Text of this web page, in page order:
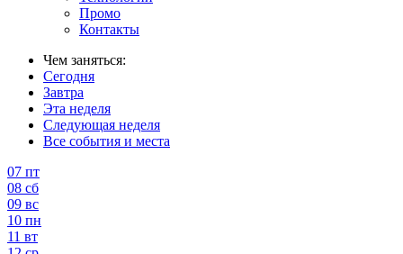
Промо
Контакты
Чем заняться:
Сегодня
Завтра
Эта неделя
Следующая неделя
Все события и места
07 пт
08 сб
09 вс
10 пн
11 вт